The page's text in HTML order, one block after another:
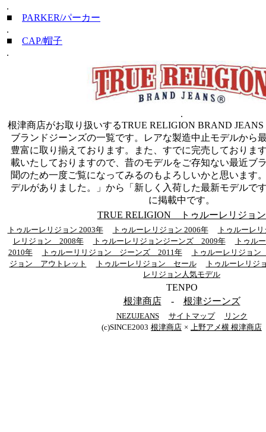
.
■ PARKER/パーカー
.
■ CAP/帽子
.
.
根津商店がお取り扱いするTRUE RELIGION BRAND
ブランドジーンズの一覧です。レアな製造中止モデルから
豊富に取り揃えております。また、すでに完売しておりま
載いたしておりますので、昔のモデルをご存知ない最近ブ
聞のため一度ご覧になってみるのもよろしいかと思います
デルがありました。」から「新しく入荷した最新モデルで
に掲載中です。
TRUE RELIGION トゥルーレリジョン
トゥルーレリジョン 2003年 トゥルーレリジョン 2006年
トゥルーレ
レリジョン 2008年
トゥルーレリジョンジーンズ 2009年
トゥル
2010年
トゥルーリリジョン ジーンズ 2011年
トゥルーレリジョ
ジョン アウトレット
トゥルーレリジョン セール
トゥルーレリ
レリジョン人気モデル
TENPO
根津商店- 根津ジーンズ
NEZUJEANS サイトマップ
リンク
(c)SINCE2003 根津商店 × 上野アメ横 根津商店